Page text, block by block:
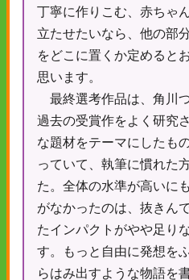
丁寧に作りこむ、赤ちゃ
立たせたいなら、他の部
をどこに置くか定めると
思います。
最終選考作品は、角川
過去の受賞作をよく研究
な題材をテーマにしたも
っていて、執筆に慣れた
た。全体の水準が高いに
がなかったのは、抜きん
たインパクトがやや足り
す。もっと自由に発想を
らはみ出すような物語を